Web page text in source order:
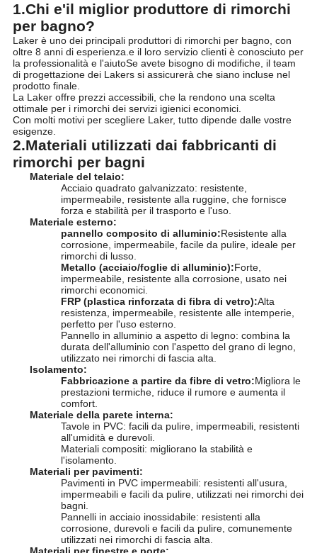
1.Chi e'il miglior produttore di rimorchi
per bagno?
Laker è uno dei principali produttori di rimorchi per bagno, con
oltre 8 anni di esperienza.e il loro servizio clienti è conosciuto per
la professionalità e l'aiutoSe avete bisogno di modifiche, il team
di progettazione dei Lakers si assicurerà che siano incluse nel
prodotto finale.
La Laker offre prezzi accessibili, che la rendono una scelta
ottimale per i rimorchi dei servizi igienici economici.
Con molti motivi per scegliere Laker, tutto dipende dalle vostre
esigenze.
2.Materiali utilizzati dai fabbricanti di
rimorchi per bagni
Materiale del telaio:
Acciaio quadrato galvanizzato: resistente,
impermeabile, resistente alla ruggine, che fornisce
forza e stabilità per il trasporto e l'uso.
Materiale esterno:
pannello composito di alluminio:Resistente alla
corrosione, impermeabile, facile da pulire, ideale per
rimorchi di lusso.
Metallo (acciaio/foglie di alluminio):Forte,
impermeabile, resistente alla corrosione, usato nei
rimorchi economici.
FRP (plastica rinforzata di fibra di vetro):Alta
resistenza, impermeabile, resistente alle intemperie,
perfetto per l'uso esterno.
Pannello in alluminio a aspetto di legno: combina la
durata dell'alluminio con l'aspetto del grano di legno,
utilizzato nei rimorchi di fascia alta.
Isolamento:
Fabbricazione a partire da fibre di vetro:Migliora le
prestazioni termiche, riduce il rumore e aumenta il
comfort.
Materiale della parete interna:
Tavole in PVC: facili da pulire, impermeabili, resistenti
all'umidità e durevoli.
Materiali compositi: migliorano la stabilità e
l'isolamento.
Materiali per pavimenti:
Pavimenti in PVC impermeabili: resistenti all'usura,
impermeabili e facili da pulire, utilizzati nei rimorchi dei
bagni.
Pannelli in acciaio inossidabile: resistenti alla
corrosione, durevoli e facili da pulire, comunemente
utilizzati nei rimorchi di fascia alta.